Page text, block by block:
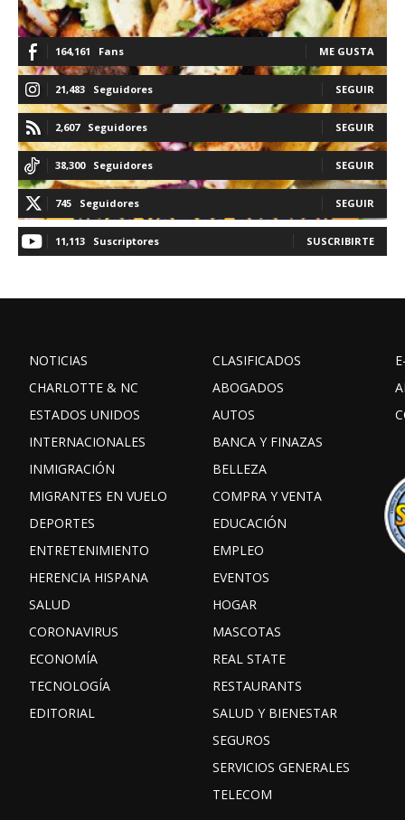
164,161 Fans ME GUSTA
21,483 Seguidores SEGUIR
2,607 Seguidores SEGUIR
38,300 Seguidores SEGUIR
745 Seguidores SEGUIR
11,113 Suscriptores SUSCRIBIRTE
NOTICIAS
CHARLOTTE & NC
ESTADOS UNIDOS
INTERNACIONALES
INMIGRACIÓN
MIGRANTES EN VUELO
DEPORTES
ENTRETENIMIENTO
HERENCIA HISPANA
SALUD
CORONAVIRUS
ECONOMÍA
TECNOLOGÍA
EDITORIAL
CLASIFICADOS
ABOGADOS
AUTOS
BANCA Y FINAZAS
BELLEZA
COMPRA Y VENTA
EDUCACIÓN
EMPLEO
EVENTOS
HOGAR
MASCOTAS
REAL STATE
RESTAURANTS
SALUD Y BIENESTAR
SEGUROS
SERVICIOS GENERALES
TELECOM